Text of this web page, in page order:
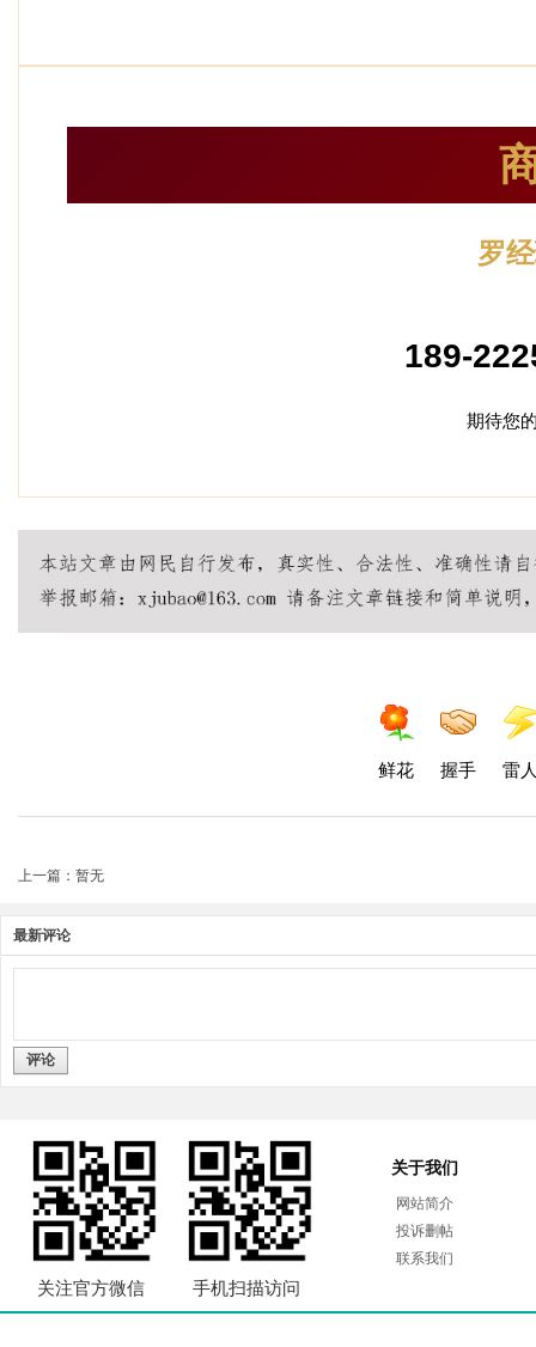
罗
189-
期待您
鲜花 握手 雷
上一篇：暂无
最新评论
评论
关注官方微信 手机扫描访问
关于我们
网站简介
投诉删帖
联系我们